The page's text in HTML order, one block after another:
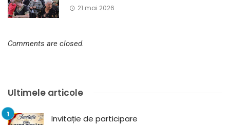
21 mai 2026
Comments are closed.
Ultimele articole
Invitație de participare